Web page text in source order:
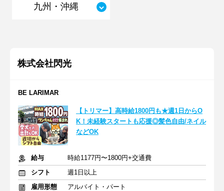
九州・沖縄
株式会社閃光
BE LARIMAR
【トリマー】高時給1800円も★週1日からO
K！未経験スタートも応援◎髪色自由/ネイル
などOK
給与
時給1177円〜1800円+交通費
シフト
週1日以上
雇用形態
アルバイト・パート